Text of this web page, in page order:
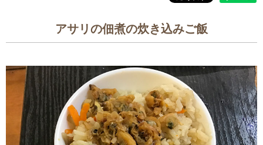
アサリの佃煮の炊き込みご飯